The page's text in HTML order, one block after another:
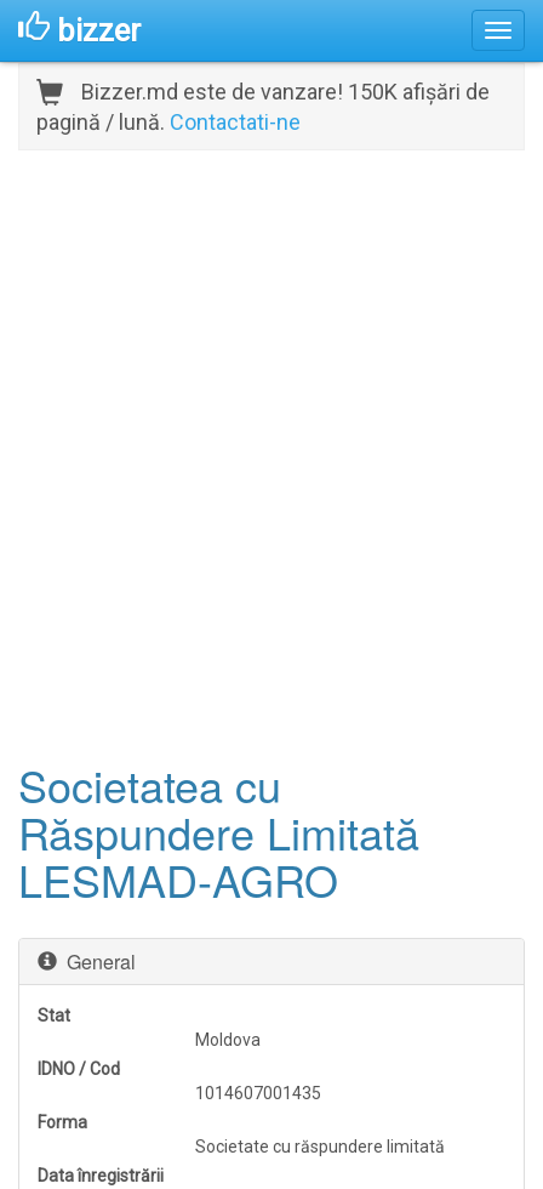
bizzer
Bizzer.md este de vanzare! 150K afișări de
pagină / lună. Contactati-ne
Societatea cu
Răspundere Limitată
LESMAD-AGRO
General
Stat
Moldova
IDNO / Cod
1014607001435
Forma
Societate cu răspundere limitată
Data înregistrării